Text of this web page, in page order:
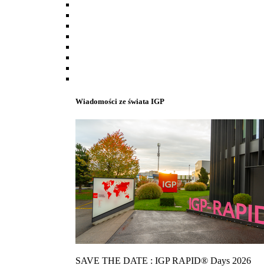
Wiadomości ze świata IGP
SAVE THE DATE : IGP RAPID® Days 2026